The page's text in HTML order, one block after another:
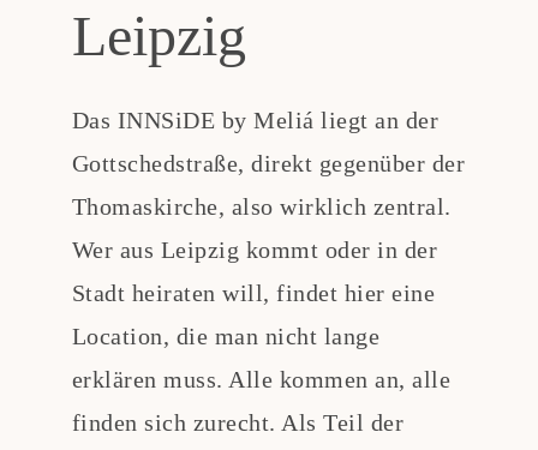
Leipzig
Das INNSiDE by Meliá liegt an der
Gottschedstraße, direkt gegenüber der
Thomaskirche, also wirklich zentral.
Wer aus Leipzig kommt oder in der
Stadt heiraten will, findet hier eine
Location, die man nicht lange
erklären muss. Alle kommen an, alle
finden sich zurecht. Als Teil der